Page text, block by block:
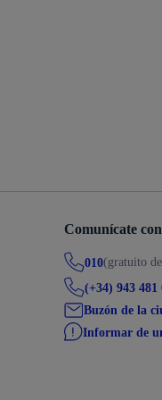
Comunícate
010(gratuito
(+34) 943 481
Buzón de la
Informar de